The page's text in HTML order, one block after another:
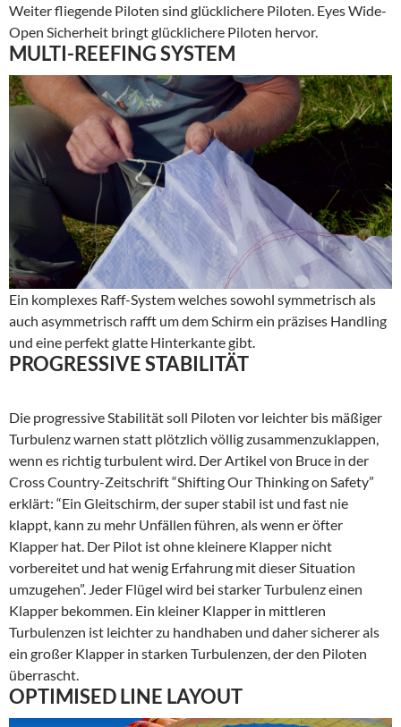
Weiter fliegende Piloten sind glücklichere Piloten. Eyes Wide-
Open Sicherheit bringt glücklichere Piloten hervor.
MULTI-REEFING SYSTEM
Ein komplexes Raff-System welches sowohl symmetrisch als
auch asymmetrisch rafft um dem Schirm ein präzises Handling
und eine perfekt glatte Hinterkante gibt.
PROGRESSIVE STABILITÄT
Die progressive Stabilität soll Piloten vor leichter bis mäßiger
Turbulenz warnen statt plötzlich völlig zusammenzuklappen,
wenn es richtig turbulent wird. Der Artikel von Bruce in der
Cross Country-Zeitschrift “Shifting Our Thinking on Safety”
erklärt: “Ein Gleitschirm, der super stabil ist und fast nie
klappt, kann zu mehr Unfällen führen, als wenn er öfter
Klapper hat. Der Pilot ist ohne kleinere Klapper nicht
vorbereitet und hat wenig Erfahrung mit dieser Situation
umzugehen”. Jeder Flügel wird bei starker Turbulenz einen
Klapper bekommen. Ein kleiner Klapper in mittleren
Turbulenzen ist leichter zu handhaben und daher sicherer als
ein großer Klapper in starken Turbulenzen, der den Piloten
überrascht.
OPTIMISED LINE LAYOUT